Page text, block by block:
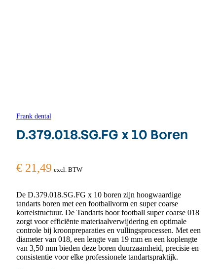
Frank dental
D.379.018.SG.FG x 10 Boren
€ 21,49 excl. BTW
De D.379.018.SG.FG x 10 boren zijn hoogwaardige
tandarts boren met een footballvorm en super coarse
korrelstructuur. De Tandarts boor football super coarse 018
zorgt voor efficiënte materiaalverwijdering en optimale
controle bij kroonpreparaties en vullingsprocessen. Met een
diameter van 018, een lengte van 19 mm en een koplengte
van 3,50 mm bieden deze boren duurzaamheid, precisie en
consistentie voor elke professionele tandartspraktijk.